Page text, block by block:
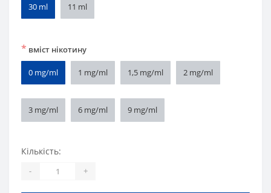
30 ml 11 ml
* вміст нікотину
0 mg/ml 1 mg/ml 1,5 mg/ml 2 mg/ml
3 mg/ml 6 mg/ml 9 mg/ml
Кількість:
- +